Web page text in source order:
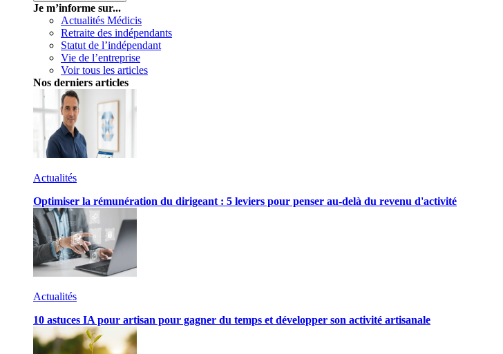
Je m’informe sur...
Actualités Médicis
Retraite des indépendants
Statut de l’indépendant
Vie de l’entreprise
Voir tous les articles
Nos derniers articles
Actualités
Optimiser la rémunération du dirigeant : 5 leviers pour penser au-delà du revenu d'activité
Actualités
10 astuces IA pour artisan pour gagner du temps et développer son activité artisanale